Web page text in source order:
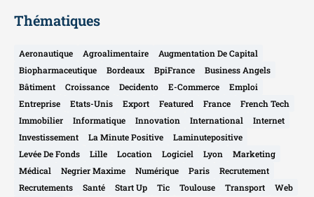
Thématiques
Aeronautique Agroalimentaire
Augmentation De Capital
Biopharmaceutique
Bordeaux BpiFrance
Business Angels
Bâtiment
Croissance Decidento E-Commerce
Emploi
Entreprise
Etats-Unis Export Featured France
French Tech
Immobilier
Informatique Innovation International
Internet
Investissement
La Minute Positive
Laminutepositive
Levée De Fonds
Lille Location Logiciel Lyon
Marketing
Médical
Negrier Maxime Numérique Paris
Recrutement
Recrutements
Santé Start Up Tic Toulouse Transport
Web